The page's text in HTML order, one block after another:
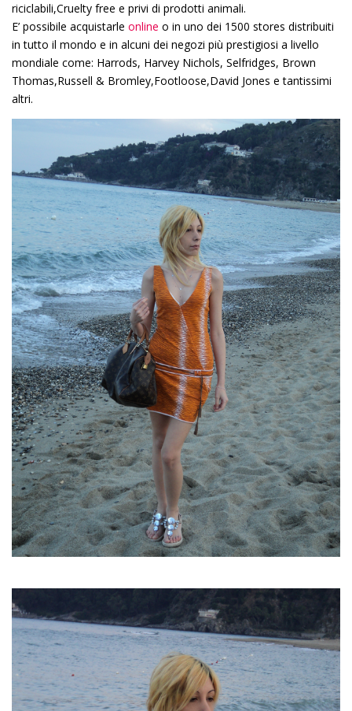
riciclabili,Cruelty free e privi di prodotti animali.
E’ possibile acquistarle online o in uno dei 1500 stores distribuiti
in tutto il mondo e in alcuni dei negozi più prestigiosi a livello
mondiale come: Harrods, Harvey Nichols, Selfridges, Brown
Thomas,Russell & Bromley,Footloose,David Jones e tantissimi
altri.